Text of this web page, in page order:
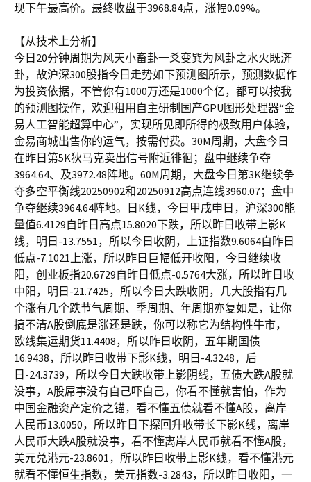
现下午最高价。最终收盘于3968.84点，涨幅0.09%。
【从技术上分析】
今日20分钟周期为风天小畜卦一爻变巽为风卦之水火既济
卦，故沪深300股指今日走势如下预测图所示，预测数据作
为投资依据，不管你有1000万还是1000个亿，都可以按我
的预测图操作，欢迎租用自主研制国产GPU图形处理器“金
易人工智能超算中心”，实现所见即所得的极致用户体验，
金易商城出售你的运气，按需付费。30M周期，大盘今日
在昨日第5K狄马克卖出信号附近徘徊；盘中继续争夺
3964.64、及3972.48阵地。60M周期，大盘今日第3K继续争
夺多空平衡线20250902和20250912高点连线3960.07；盘中
争夺继续3964.64阵地。日K线，今日甲戌申日，沪深300能
量值6.4129自昨日高点15.8020下跌，所以昨日收带上影K
线，明日-13.7551，所以今日收阴，上证指数9.6064自昨日
低点-7.1021上涨，所以昨日巨幅低开收阳，今日继续收
阳，创业板指20.6729自昨日低点-0.5764大涨，所以昨日收
中阳，明日-21.7425，所以今日大跌收阴，几大股指有几
个涨有几个跌节气周期、季周期、年周期亦复如是，让你
搞不清A股倒底是涨还是跌，你可以称它为结构性牛市，
欧线集运期货11.4408，所以昨日收阴，五年期国债
16.9438，所以昨日收带下影K线，明日-4.3248，后
日-24.3739，所以今日大跌收带上影阴线，五债大跌A股就
没事，A股屌事没有自己吓自己，你看不懂就害怕，作为
中国金融资产定价之锚，看不懂五债就看不懂A股，离岸
人民币13.0050，所以昨日下探回升收带长下影K线，离岸
人民币大跌A股就没事，看不懂离岸人民币就看不懂A股，
美元兑港元-23.8601，所以昨日收带上影K线，看不懂港元
就看不懂恒生指数，美元指数-3.2843，所以昨日收阳，一